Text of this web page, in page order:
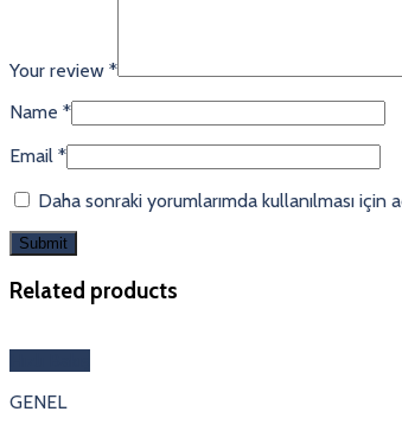
Your review *
Name *
Email *
Daha sonraki yorumlarımda kullanılması
Related products
GENEL